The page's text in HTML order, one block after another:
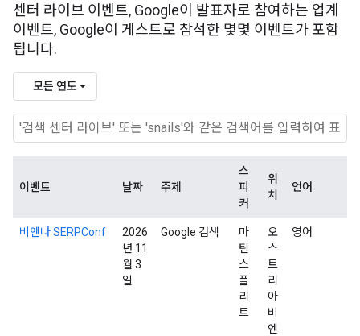
센터 라이브 이벤트, Google이 발표자로 참여하는 업계
이벤트, Google이 게스트로 참석한 몇몇 이벤트가 포함
됩니다.
모든 연도
이벤트 날짜 주제
스
피
커
위
치
언어
비엔나 SERPConf
2026
년 11
월 3
일
Google 검색
마
틴
스
플
리
트
오
스
트
리
아
비
엔
영어